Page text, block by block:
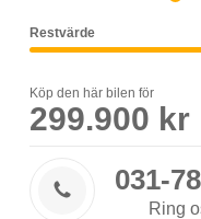
Restvärde
Köp den här bilen för
299.900 kr
 031-
Ring